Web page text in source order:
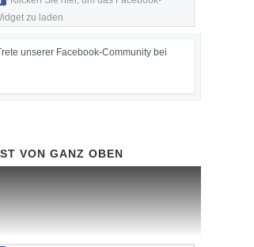
zu laden
unserer Facebook-Community bei
VON GANZ OBEN